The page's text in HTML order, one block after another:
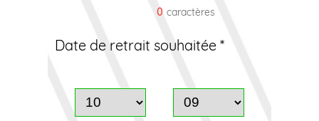
0 caractères
Date de retrait souhaitée *